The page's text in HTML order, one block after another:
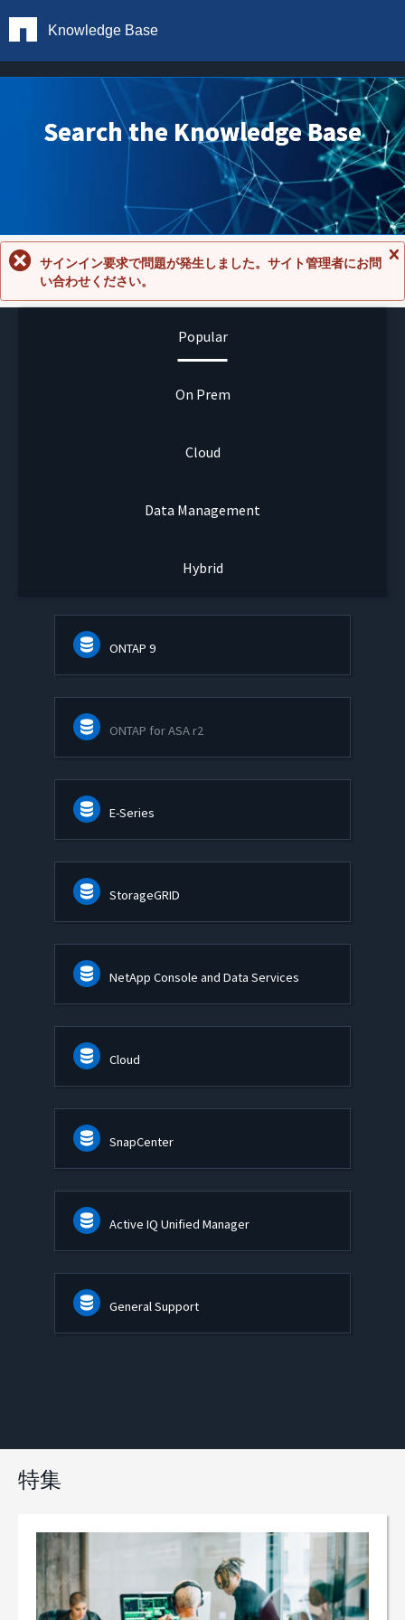
Knowledge Base
Search the Knowledge Base
セ
サインイン要求で問題が発生しました。サイト管理者にお問
い合わせください。
Popular
On Prem
Cloud
Data Management
Hybrid
ONTAP 9
ONTAP for ASA r2
E-Series
StorageGRID
NetApp Console and Data Services
Cloud
SnapCenter
Active IQ Unified Manager
General Support
特集